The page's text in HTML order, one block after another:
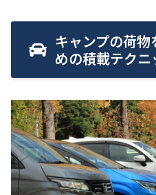
キャンプの荷
めの積載テク